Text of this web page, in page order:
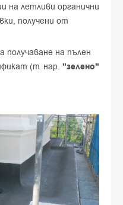
на летливи органични
получени от
получаване на пълен
(т. нар. "зелено"